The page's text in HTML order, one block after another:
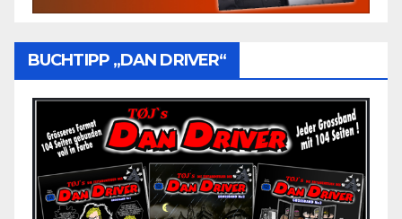
BUCHTIPP „DAN DRIVER“